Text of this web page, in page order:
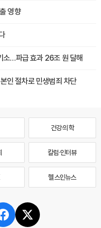
영향
소…파급 효과 26조 원 달해
인 절차로 민생범죄 차단
건강·의학
칼럼·인터뷰
헬스인뉴스